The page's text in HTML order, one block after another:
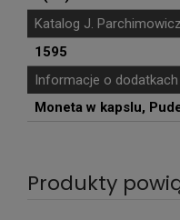
Katalog J. Parchimowicz
1595
Informacje o dodatkach
Moneta w kapslu,
Produkty